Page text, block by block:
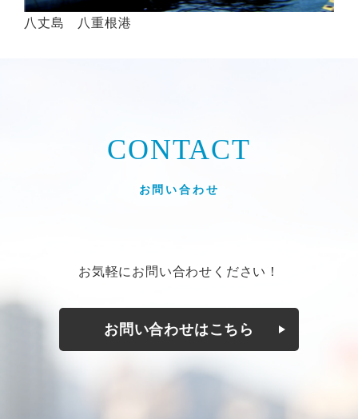
八丈島 八重根港
CONTACT
お問い合わせ
お気軽にお問い合わせください！
お問い合わせはこちら